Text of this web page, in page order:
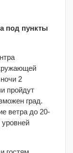
под пункты
2
пройдут
град.
ветра до 20-